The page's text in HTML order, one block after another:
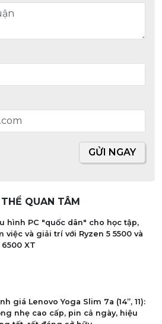
GỬI NGAY
QUAN TÂM
hình PC "quốc dân" cho học tập,
việc và giải trí với Ryzen 5 5500 và
6500 XT
giá Lenovo Yoga Slim 7a (14”, 11):
nhẹ cao cấp, pin cả ngày, hiệu